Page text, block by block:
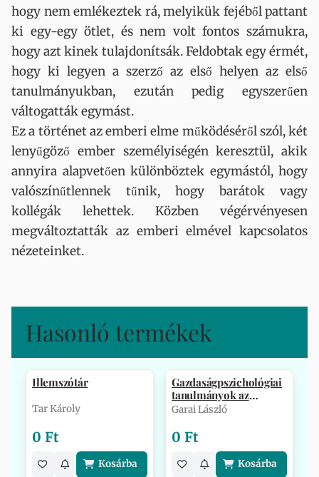
hogy nem emlékeztek rá, melyikük fejéből pattant
ki egy-egy ötlet, és nem volt fontos számukra,
hogy azt kinek tulajdonítsák. Feldobtak egy érmét,
hogy ki legyen a szerző az első helyen az első
tanulmányukban, ezután pedig egyszerűen
váltogatták egymást.
Ez a történet az emberi elme működéséről szól, két
lenyűgöző ember személyiségén keresztül, akik
annyira alapvetően különböztek egymástól, hogy
valószínűtlennek tűnik, hogy barátok vagy
kollégák lehettek. Közben végérvényesen
megváltoztatták az emberi elmével kapcsolatos
nézeteinket.
Hasonló termékek
Illemszótár
Tar Károly
0 Ft
Kosárba
Gazdaságpszichológiai
tanulmányok az
egyetemről
Garai László
0 Ft
Kosárba